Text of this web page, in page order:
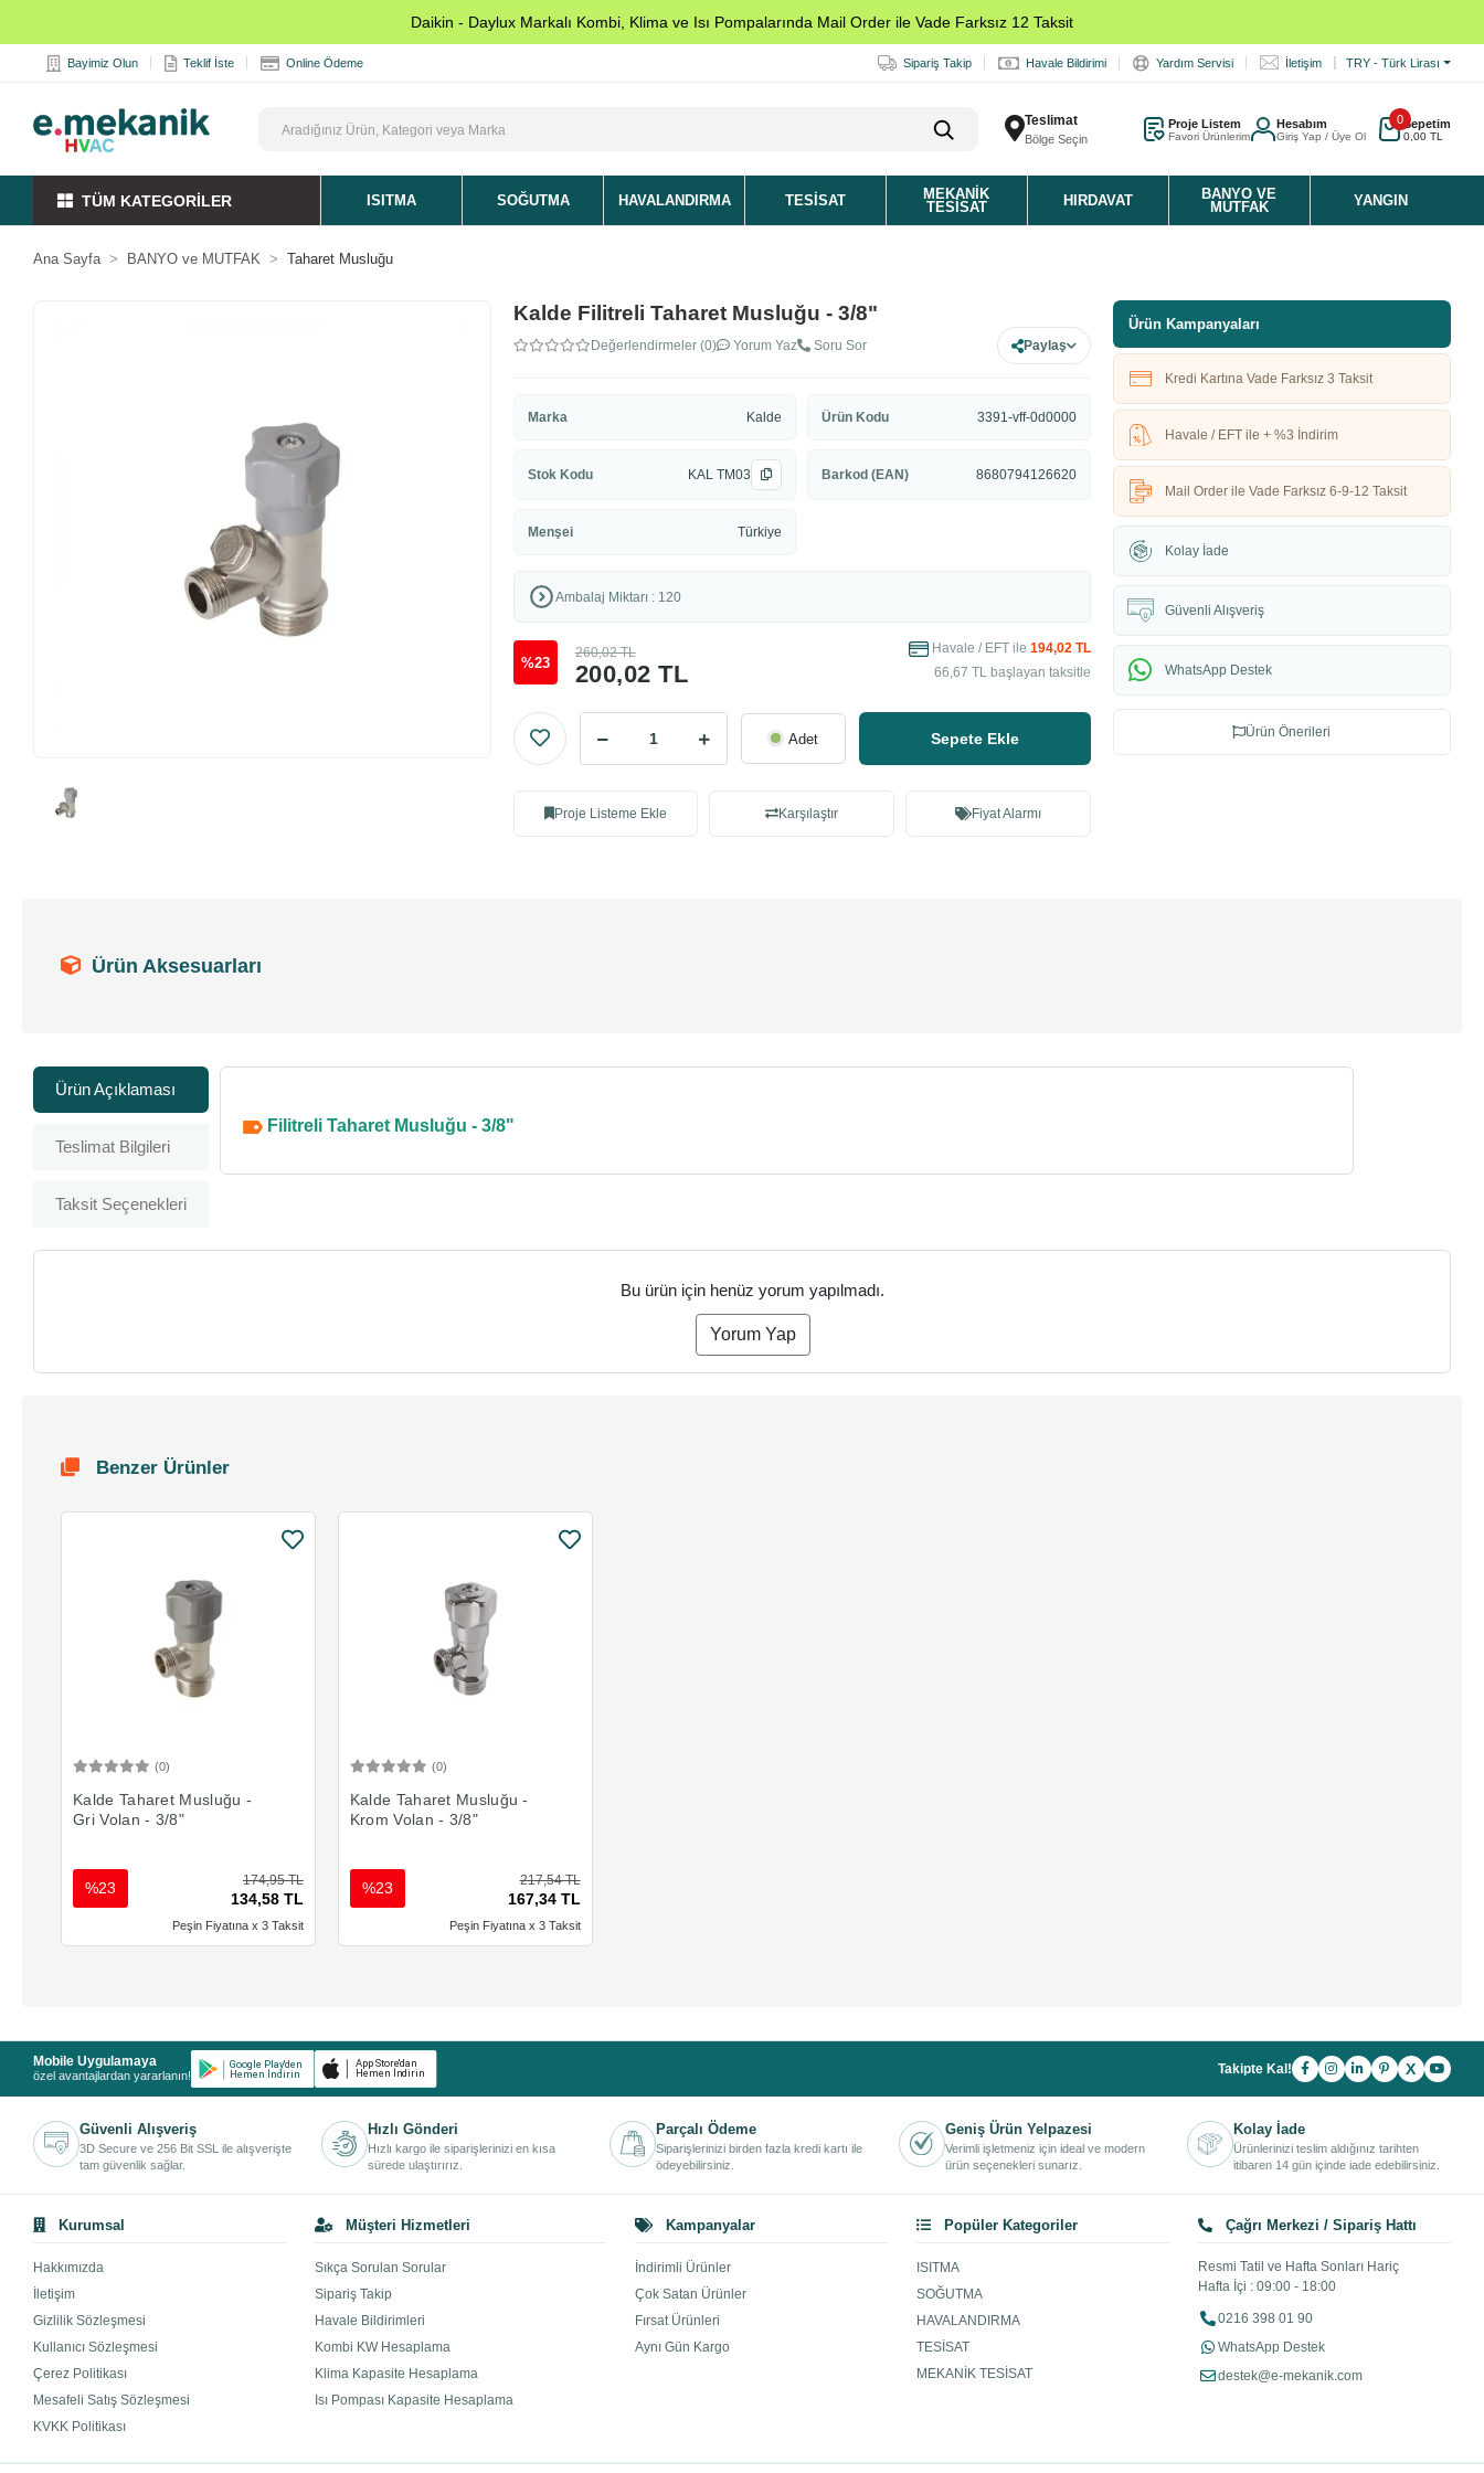
Daikin - Daylux Markalı Kombi, Klima ve Isı Pompalarında Mail Order ile Vade Farksız 12 Taksit
Bayimiz Olun Teklif İste Online Ödeme Sipariş Takip Havale Bildirimi Yardım Servisi İletişim TRY - Türk Lirası
Teslimat
Bölge Seçin
Proje Listem
Favori Ürünlerim
Hesabım
Giriş Yap / Üye Ol
0Sepetim
0,00 TL
TÜM KATEGORİLER ISITMA SOĞUTMA HAVALANDIRMA TESISAT
MEKANIK
TESISAT
HIRDAVAT
BANYO VE
MUTFAK
YANGIN
Ana Sayfa BANYO ve MUTFAK Taharet Musluğu
Kalde Filitreli Taharet Musluğu - 3/8"
Değerlendirmeler (0) Yorum Yaz Soru Sor Paylaş
Marka Kalde Ürün Kodu 3391-vff-0d0000
Stok Kodu KAL TM03 Barkod (EAN) 8680794126620
Menşei Türkiye
Ambalaj Miktarı : 120
%23 200,02 TL
260,02 TL Havale / EFT ile 194,02 TL
66,67 TL başlayan taksitle
Adet Sepete Ekle
Proje Listeme Ekle Karşılaştır Fiyat Alarmı
Ürün Kampanyaları
Kredi Kartına Vade Farksız 3 Taksit
Havale / EFT ile + %3 İndirim
Mail Order ile Vade Farksız 6-9-12 Taksit
Kolay İade
Güvenli Alışveriş
WhatsApp Destek
Ürün Önerileri
Ürün Aksesuarları
Ürün Açıklaması
Teslimat Bilgileri
Taksit Seçenekleri
Filitreli Taharet Musluğu - 3/8"
Bu ürün için henüz yorum yapılmadı.
Yorum Yap
Benzer Ürünler
(0)
Kalde Taharet Musluğu -
Gri Volan - 3/8"
174,95 TL
134,58 TL
%23
Peşin Fiyatına x 3 Taksit
(0)
Kalde Taharet Musluğu -
Krom Volan - 3/8"
217,54 TL
167,34 TL
%23
Peşin Fiyatına x 3 Taksit
Mobile Uygulamaya
özel avantajlardan yararlanın! Takipte Kal! X
Güvenli Alışveriş
3D Secure ve 256 Bit SSL ile alışverişte
tam güvenlik sağlar.
Hızlı Gönderi
Hızlı kargo ile siparişlerinizi en kısa
sürede ulaştırırız.
Parçalı Ödeme
Siparişlerinizi birden fazla kredi kartı ile
ödeyebilirsiniz.
Geniş Ürün Yelpazesi
Verimli işletmeniz için ideal ve modern
ürün seçenekleri sunarız.
Kolay İade
Ürünlerinizi teslim aldığınız tarihten
itibaren 14 gün içinde iade edebilirsiniz.
Kurumsal
Hakkımızda
İletişim
Gizlilik Sözleşmesi
Kullanıcı Sözleşmesi
Çerez Politikası
Mesafeli Satış Sözleşmesi
KVKK Politikası
Müşteri Hizmetleri
Sıkça Sorulan Sorular
Sipariş Takip
Havale Bildirimleri
Kombi KW Hesaplama
Klima Kapasite Hesaplama
Isı Pompası Kapasite Hesaplama
Kampanyalar
İndirimli Ürünler
Çok Satan Ürünler
Fırsat Ürünleri
Aynı Gün Kargo
Popüler Kategoriler
ISITMA
SOĞUTMA
HAVALANDIRMA
TESİSAT
MEKANİK TESİSAT
Çağrı Merkezi / Sipariş Hattı
Resmi Tatil ve Hafta Sonları Hariç
Hafta İçi : 09:00 - 18:00
0216 398 01 90
WhatsApp Destek
destek@e-mekanik.com